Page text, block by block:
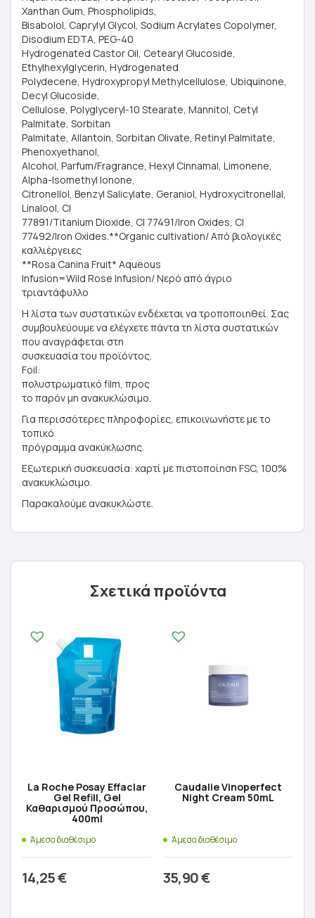
Xanthan Gum, Phospholipids,
Bisabolol, Caprylyl Glycol, Sodium Acrylates Copolymer,
Disodium EDTA, PEG-40
Hydrogenated Castor Oil, Cetearyl Glucoside,
Ethylhexylglycerin, Hydrogenated
Polydecene, Hydroxypropyl Methylcellulose, Ubiquinone,
Decyl Glucoside,
Cellulose, Polyglyceryl-10 Stearate, Mannitol, Cetyl
Palmitate, Sorbitan
Palmitate, Allantoin, Sorbitan Olivate, Retinyl Palmitate,
Phenoxyethanol,
Alcohol, Parfum/Fragrance, Hexyl Cinnamal, Limonene,
Alpha-Isomethyl Ionone,
Citronellol, Benzyl Salicylate, Geraniol, Hydroxycitronellal,
Linalool, CI
77891/Titanium Dioxide, CI 77491/Iron Oxides, CI
77492/Iron Oxides.**Organic cultivation/ Από βιολογικές
καλλιέργειες
**Rosa Canina Fruit* Aqueous
Infusion=Wild Rose Infusion/ Νερό από άγριο
τριαντάφυλλο
Η λίστα των συστατικών ενδέχεται να τροποποιηθεί. Σας
συμβουλεύουμε να ελέγχετε πάντα τη λίστα συστατικών
που αναγράφεται στη
συσκευασία του προϊόντος.
Foil:
πολυστρωματικό film, προς
το παρόν μη ανακυκλώσιμο.
Για περισσότερες πληροφορίες, επικοινωνήστε με το
τοπικό
πρόγραμμα ανακύκλωσης.
Εξωτερική συσκευασία: χαρτί με πιστοποίηση FSC, 100%
ανακυκλώσιμο.
Παρακαλούμε ανακυκλώστε.
Σχετικά προϊόντα
La Roche Posay Effaclar
Gel Refill, Gel
Καθαρισμού Προσώπου,
400ml
Άμεσα διαθέσιμο
14,25€
Caudalie Vinoperfect
Night Cream 50mL
Άμεσα διαθέσιμο
35,90€